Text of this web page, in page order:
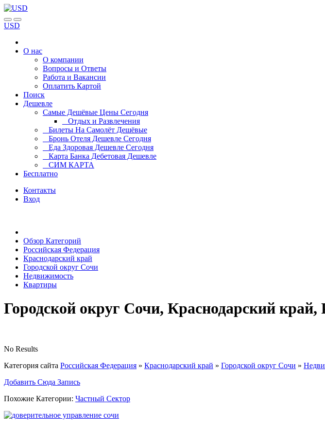
USD
О нас
О компании
Вопросы и Ответы
Работа и Вакансии
Оплатить Картой
Поиск
Дешевле
Самые Дешёвые Цены Сегодня
Отдых и Развлечения
Билеты На Самолёт Дешёвые
Бронь Отеля Дешевле Сегодня
Еда Здоровая Дешевле Сегодня
Карта Банка Дебетовая Дешевле
СИМ КАРТА
Бесплатно
Контакты
Вход
Обзор Категорий
Российская Федерация
Краснодарский край
Городской округ Сочи
Недвижимость
Квартиры
Городской округ Сочи, Краснодарский
No Results
Категория сайта Российская Федерация » Краснодарский край » Городской округ Сочи »
Добавить Сюда Запись
Похожие Категории: Частный Сектор